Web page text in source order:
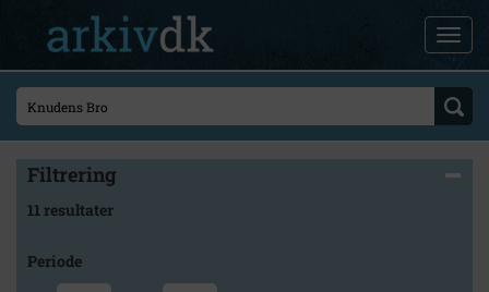
Filtrering
11 resultater
Periode